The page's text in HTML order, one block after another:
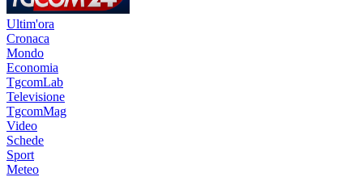
Ultim'ora
Cronaca
Mondo
Economia
TgcomLab
Televisione
TgcomMag
Video
Schede
Sport
Meteo